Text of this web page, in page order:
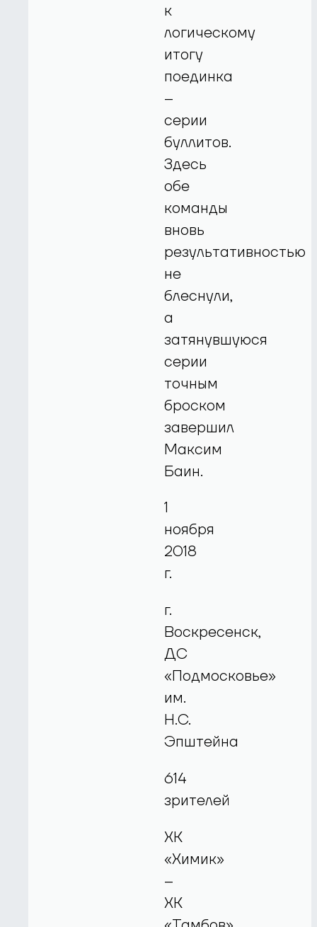
к
логическому
итогу
поединка
–
серии
буллитов.
Здесь
обе
команды
вновь
результативностью
не
блеснули,
а
затянувшуюся
серии
точным
броском
завершил
Максим
Баин.
1
ноября
2018
г.
г.
Воскресенск,
ДС
«Подмосковье»
им.
Н.С.
Эпштейна
614
зрителей
ХК
«Химик»
–
ХК